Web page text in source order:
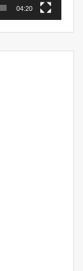
04:20